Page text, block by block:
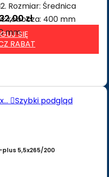
Rozmiar: Średnica
robocza: 400 mm
mm
zł
SIĘ
RABAT
Szybki podgląd
plus 5,5x265/200